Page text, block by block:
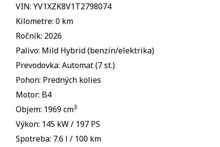
VIN: YV1XZK8V1T2798074
Kilometre: 0 km
Ročník: 2026
Palivo: Mild Hybrid (benzín/elektrika)
Prevodovka: Automat (7 st.)
Pohon: Predných kolies
Motor: B4
Objem: 1969 cm3
Výkon: 145 kW / 197 PS
Spotreba: 7.6 l / 100 km